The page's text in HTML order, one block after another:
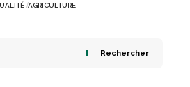
AGRICULTURE
Rechercher